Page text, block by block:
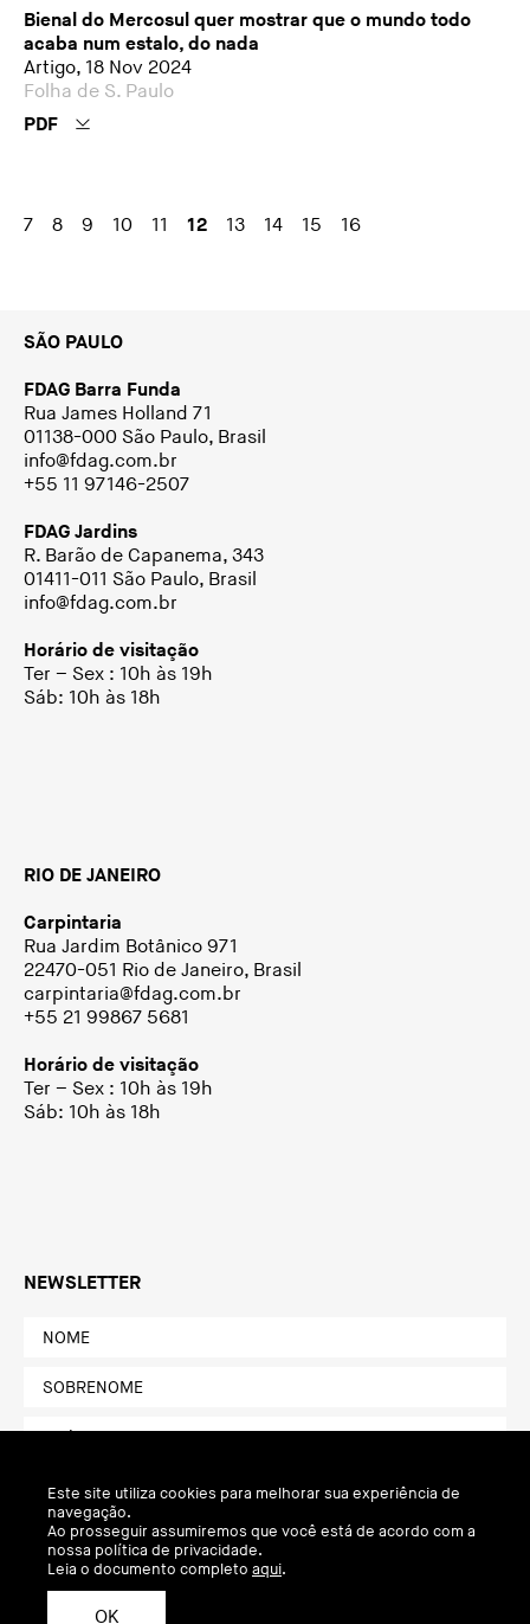
Bienal do Mercosul quer mostrar que o mundo todo
acaba num estalo, do nada
Artigo, 18 Nov 2024
Folha de S. Paulo
PDF
7 8 9 10 11 12 13 14 15 16
SÃO PAULO
FDAG Barra Funda
Rua James Holland 71
01138-000 São Paulo, Brasil
info@fdag.com.br
+55 11 97146-2507
FDAG Jardins
R. Barão de Capanema, 343
01411-011 São Paulo, Brasil
info@fdag.com.br
Horário de visitação
Ter – Sex : 10h às 19h
Sáb: 10h às 18h
RIO DE JANEIRO
Carpintaria
Rua Jardim Botânico 971
22470-051 Rio de Janeiro, Brasil
carpintaria@fdag.com.br
+55 21 99867 5681
Horário de visitação
Ter – Sex : 10h às 19h
Sáb: 10h às 18h
NEWSLETTER
Este site utiliza cookies para melhorar sua experiência de
navegação.
Ao prosseguir assumiremos que você está de acordo com a
nossa política de privacidade.
Leia o documento completo aqui.
OK